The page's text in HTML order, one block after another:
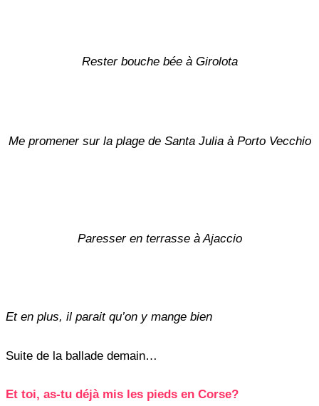
Rester bouche bée à Girolota
Me promener sur la plage de Santa Julia à Porto Vecchio
Paresser en terrasse à Ajaccio
Et en plus, il parait qu’on y mange bien
Suite de la ballade demain…
Et toi, as-tu déjà mis les pieds en Corse?